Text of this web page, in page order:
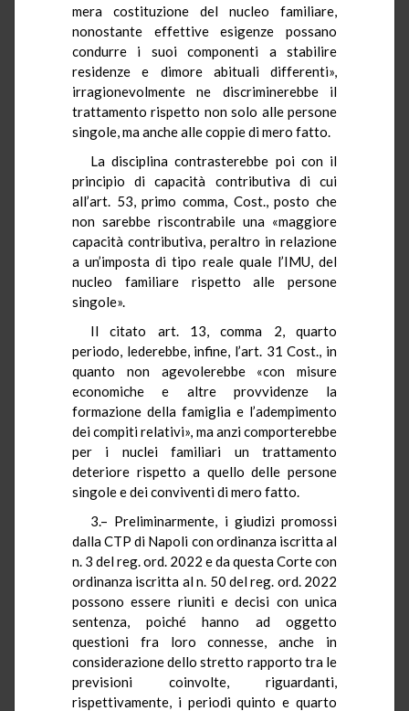
mera costituzione del nucleo familiare,
nonostante effettive esigenze possano
condurre i suoi componenti a stabilire
residenze e dimore abituali differenti»,
irragionevolmente ne discriminerebbe il
trattamento rispetto non solo alle persone
singole, ma anche alle coppie di mero fatto.
La disciplina contrasterebbe poi con il
principio di capacità contributiva di cui
all’art. 53, primo comma, Cost., posto che
non sarebbe riscontrabile una «maggiore
capacità contributiva, peraltro in relazione
a un’imposta di tipo reale quale l’IMU, del
nucleo familiare rispetto alle persone
singole».
Il citato art. 13, comma 2, quarto
periodo, lederebbe, infine, l’art. 31 Cost., in
quanto non agevolerebbe «con misure
economiche e altre provvidenze la
formazione della famiglia e l’adempimento
dei compiti relativi», ma anzi comporterebbe
per i nuclei familiari un trattamento
deteriore rispetto a quello delle persone
singole e dei conviventi di mero fatto.
3.– Preliminarmente, i giudizi promossi
dalla CTP di Napoli con ordinanza iscritta al
n. 3 del reg. ord. 2022 e da questa Corte con
ordinanza iscritta al n. 50 del reg. ord. 2022
possono essere riuniti e decisi con unica
sentenza, poiché hanno ad oggetto
questioni fra loro connesse, anche in
considerazione dello stretto rapporto tra le
previsioni coinvolte, riguardanti,
rispettivamente, i periodi quinto e quarto